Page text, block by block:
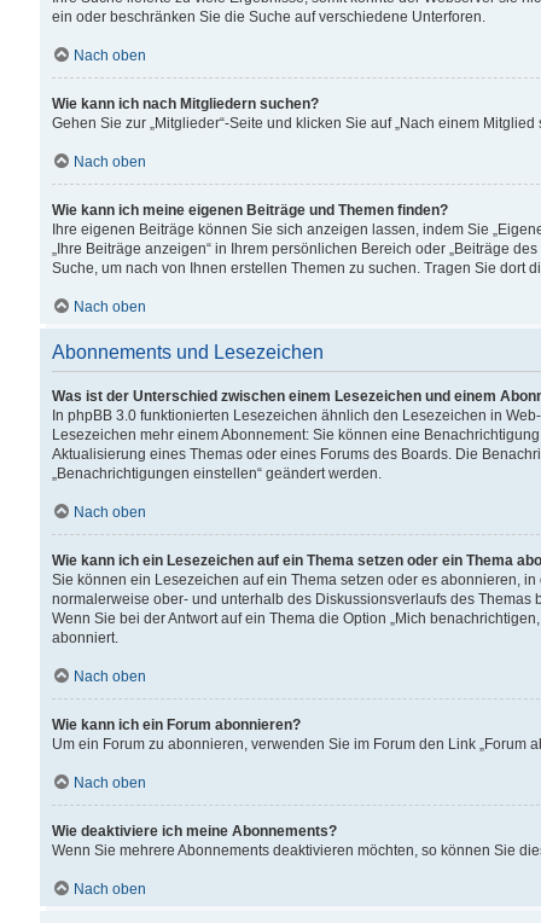
ein oder beschränken Sie die Suche auf verschiedene Unterforen.
Nach oben
Wie kann ich nach Mitgliedern suchen?
Gehen Sie zur „Mitglieder“-Seite und klicken Sie auf „Nach einem Mitglied
Nach oben
Wie kann ich meine eigenen Beiträge und Themen finden?
Ihre eigenen Beiträge können Sie sich anzeigen lassen, indem Sie
„Ihre Beiträge anzeigen“ in Ihrem persönlichen Bereich oder „Beiträge
Suche, um nach von Ihnen erstellen Themen zu suchen. Tragen Sie dort
Nach oben
Abonnements und Lesezeichen
Was ist der Unterschied zwischen einem Lesezeichen und einem
In phpBB 3.0 funktionierten Lesezeichen ähnlich den Lesezeichen in
Lesezeichen mehr einem Abonnement: Sie können eine
Aktualisierung eines Themas oder eines Forums des Boards. Die
„Benachrichtigungen einstellen“ geändert werden.
Nach oben
Wie kann ich ein Lesezeichen auf ein Thema setzen oder ein Thema
Sie können ein Lesezeichen auf ein Thema setzen oder es abonnieren,
normalerweise ober- und unterhalb des Diskussionsverlaufs des Themas
Wenn Sie bei der Antwort auf ein Thema die Option „Mich
abonniert.
Nach oben
Wie kann ich ein Forum abonnieren?
Um ein Forum zu abonnieren, verwenden Sie im Forum den Link „Forum
Nach oben
Wie deaktiviere ich meine Abonnements?
Wenn Sie mehrere Abonnements deaktivieren möchten, so können Sie
Nach oben